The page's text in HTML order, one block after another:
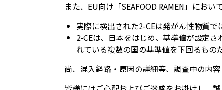
また、EU向け「SEAFOOD RAMEN」にお
実際に検出された2-CEは発がん性物質で
2-CEは、日本をはじめ、基準値が設定
れている複数の国の基準値を下回るもの
尚、混入経路・原因の詳細等、調査中の内